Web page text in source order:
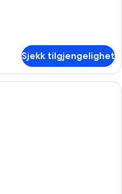
Sjekk tilgjengelighet